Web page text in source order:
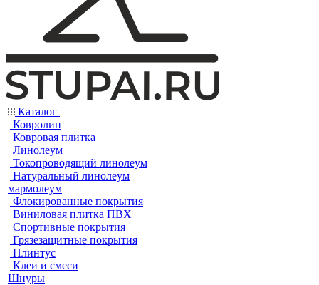
Каталог
Ковролин
Ковровая плитка
Линолеум
Токопроводящий линолеум
Натуральный линолеум
мармолеум
Флокированные покрытия
Виниловая плитка ПВХ
Спортивные покрытия
Грязезащитные покрытия
Плинтус
Клеи и смеси
Шнуры